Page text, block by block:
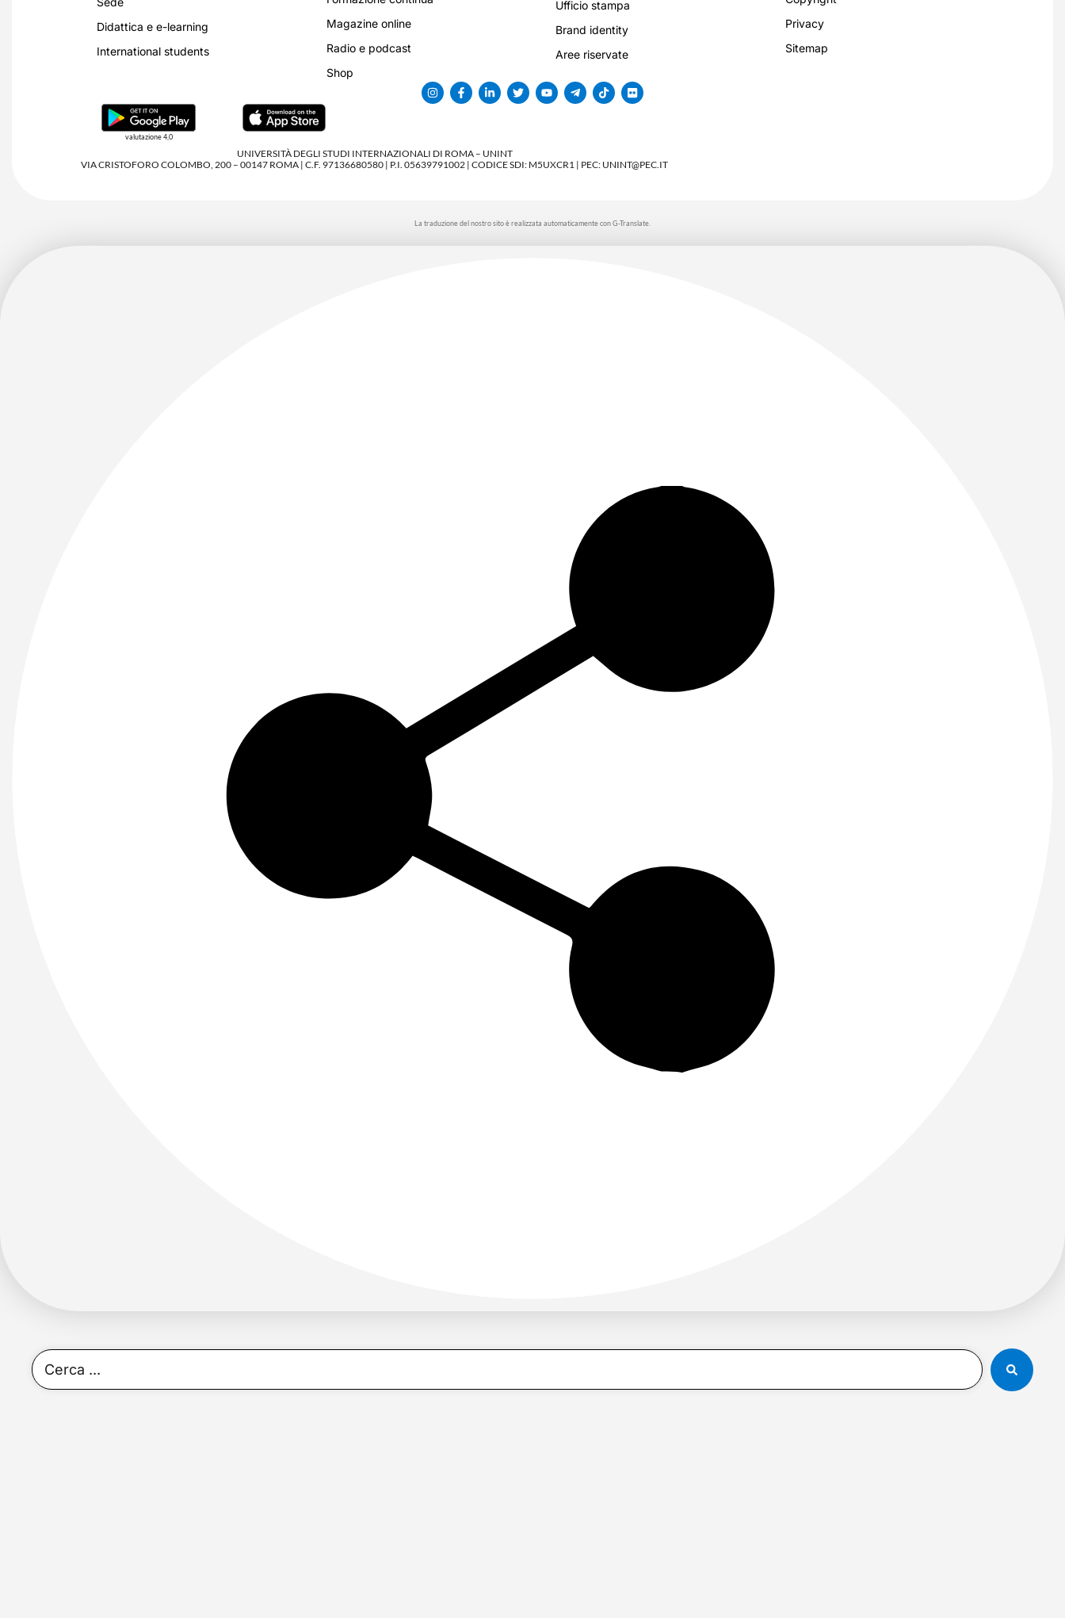
Didattica e e-learning
International students
Magazine online
Radio e podcast
Shop
Ufficio stampa
Brand identity
Aree riservate
Privacy
Sitemap
valutazione 4,0
UNIVERSITÀ DEGLI STUDI INTERNAZIONALI DI ROMA – UNINT
VIA CRISTOFORO COLOMBO, 200 – 00147 ROMA | C.F. 97136680580 | P.I. 05639791002 | CODICE SDI: M5UXCR1 | PEC: UNINT@PEC.IT
La traduzione del nostro sito è realizzata automaticamente con G-Translate.